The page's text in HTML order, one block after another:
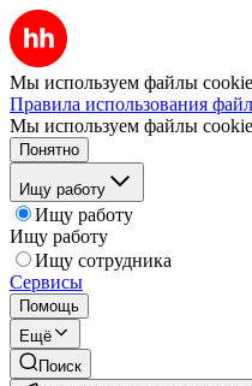
Мы используем файлы
Правила использования
Мы используем файлы
Понятно
Ищу работу
Ищу работу
Ищу работу
Ищу сотрудника
Сервисы
Помощь
Ещё
Поиск